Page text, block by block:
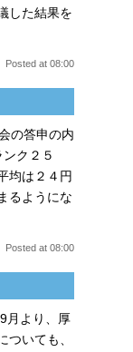
した結果を
Posted at 08:00
の答申の内
ク２５
均は２４円
るようにな
Posted at 08:00
月より、厚
いても、